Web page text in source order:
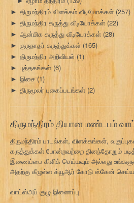
► திருமந்திரம் விளக்கம் வீடியோக்கள் (257)
► திருமந்திர கருத்து வீடியோக்கள் (22)
► ஆன்மிக கருத்து வீடியோக்கள் (28)
► குருநாதர் கருத்துக்கள் (165)
► திருமந்திர அறிவியல் (1)
► புத்தகங்கள் (6)
► இசை (1)
► திருமூலர் புகைப்படங்கள் (2)
திருமந்திரம் தியான மண்டபம்
திருமந்திரம் பாடல்கள், விளக்கங்கள்,
கருத்துக்கள் போன்றவற்றை தினந்தோறும்
இணைப்பை கிளிக் செய்யவும் அல்லது
அதற்கு கீழுள்ள க்யூஆர் கோடு ஸ்கேன்
வாட்ஸ்அப் குழு இணைப்பு